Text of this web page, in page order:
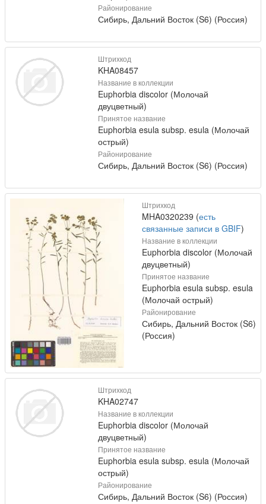
Районирование
Сибирь, Дальний Восток (S6) (Россия)
Штрихкод
KHA08457
Название в коллекции
Euphorbia discolor (Молочай
двуцветный)
Принятое название
Euphorbia esula subsp. esula (Молочай
острый)
Районирование
Сибирь, Дальний Восток (S6) (Россия)
Штрихкод
MHA0320239 (есть
связанные записи в GBIF)
Название в коллекции
Euphorbia discolor (Молочай
двуцветный)
Принятое название
Euphorbia esula subsp. esula
(Молочай острый)
Районирование
Сибирь, Дальний Восток (S6)
(Россия)
Штрихкод
KHA02747
Название в коллекции
Euphorbia discolor (Молочай
двуцветный)
Принятое название
Euphorbia esula subsp. esula (Молочай
острый)
Районирование
Сибирь, Дальний Восток (S6) (Россия)